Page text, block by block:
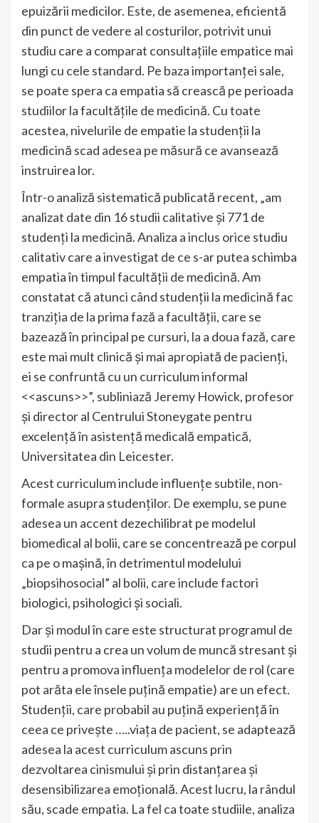
epuizării medicilor. Este, de asemenea, eficientă
din punct de vedere al costurilor, potrivit unui
studiu care a comparat consultațiile empatice mai
lungi cu cele standard. Pe baza importanței sale,
se poate spera ca empatia să crească pe perioada
studiilor la facultățile de medicină. Cu toate
acestea, nivelurile de empatie la studenții la
medicină scad adesea pe măsură ce avansează
instruirea lor.
Într-o analiză sistematică publicată recent, „am
analizat date din 16 studii calitative și 771 de
studenți la medicină. Analiza a inclus orice studiu
calitativ care a investigat de ce s-ar putea schimba
empatia în timpul facultății de medicină. Am
constatat că atunci când studenții la medicină fac
tranziția de la prima fază a facultății, care se
bazează în principal pe cursuri, la a doua fază, care
este mai mult clinică și mai apropiată de pacienți,
ei se confruntă cu un curriculum informal
<<ascuns>>”, subliniază Jeremy Howick, profesor
și director al Centrului Stoneygate pentru
excelență în asistență medicală empatică,
Universitatea din Leicester.
Acest curriculum include influențe subtile, non-
formale asupra studenților. De exemplu, se pune
adesea un accent dezechilibrat pe modelul
biomedical al bolii, care se concentrează pe corpul
ca pe o mașină, în detrimentul modelului
„biopsihosocial” al bolii, care include factori
biologici, psihologici și sociali.
Dar și modul în care este structurat programul de
studii pentru a crea un volum de muncă stresant și
pentru a promova influența modelelor de rol (care
pot arăta ele însele puțină empatie) are un efect.
Studenții, care probabil au puțină experiență în
ceea ce privește …..viața de pacient, se adaptează
adesea la acest curriculum ascuns prin
dezvoltarea cinismului și prin distanțarea și
desensibilizarea emoțională. Acest lucru, la rândul
său, scade empatia. La fel ca toate studiile, analiza